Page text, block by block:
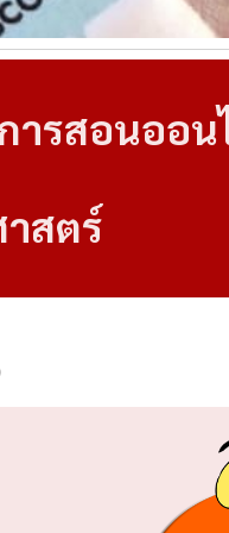
ารสอนออ
สตร์